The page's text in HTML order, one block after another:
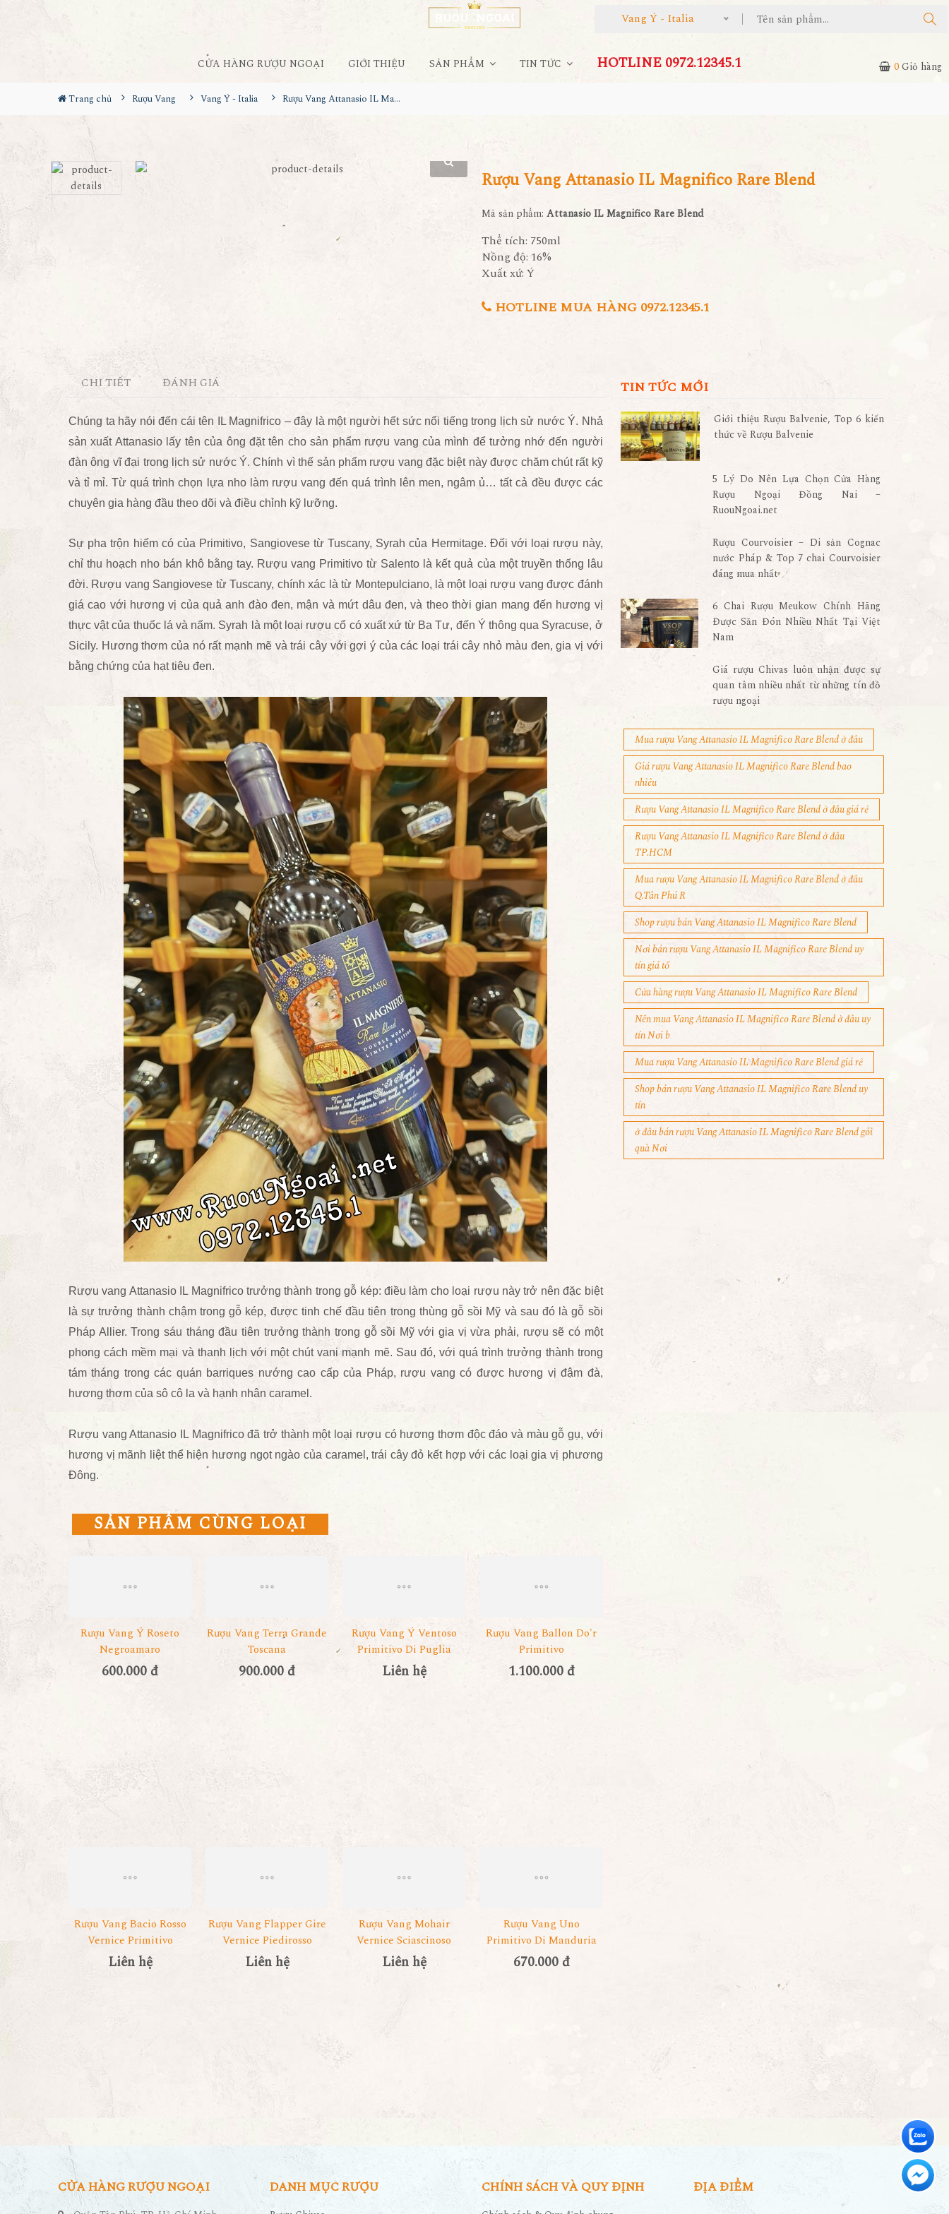
Vang Ý - Italia
CỬA HÀNG RƯỢU NGOẠI GIỚI THIỆU SẢN PHẨM TIN TỨC HOTLINE 0972.12345.1 0Giỏ hàng
Trang chủ Rượu Vang Vang Ý - Italia Rượu Vang Attanasio IL Magnifico Rare Blend
Rượu Vang Attanasio IL Magnifico Rare Blend
Mã sản phẩm: Attanasio IL Magnifico Rare Blend
Thể tích: 750ml
Nồng độ: 16%
Xuất xứ: Ý
HOTLINE MUA HÀNG 0972.12345.1
CHI TIẾT ĐÁNH GIÁ
Chúng ta hãy nói đến cái tên IL Magnifrico – đây là một người hết sức nổi tiếng trong lịch sử nước Ý. Nhả
sản xuất Attanasio lấy tên của ông đặt tên cho sản phẩm rượu vang của mình để tưởng nhớ đến người
đàn ông vĩ đại trong lịch sử nước Ý. Chính vì thế sản phẩm rượu vang đặc biệt này được chăm chút rất kỹ
và tỉ mỉ. Từ quá trình chọn lựa nho làm rượu vang đến quá trình lên men, ngâm ủ… tất cả đều được các
chuyên gia hàng đầu theo dõi và điều chỉnh kỹ lưỡng.
Sự pha trộn hiếm có của Primitivo, Sangiovese từ Tuscany, Syrah của Hermitage. Đối với loại rượu này,
chỉ thu hoạch nho bán khô bằng tay. Rượu vang Primitivo từ Salento là kết quả của một truyền thống lâu
đời. Rượu vang Sangiovese từ Tuscany, chính xác là từ Montepulciano, là một loại rượu vang được đánh
giá cao với hương vị của quả anh đào đen, mận và mứt dâu đen, và theo thời gian mang đến hương vị
thực vật của thuốc lá và nấm. Syrah là một loại rượu cổ có xuất xứ từ Ba Tư, đến Ý thông qua Syracuse, ở
Sicily. Hương thơm của nó rất mạnh mẽ và trái cây với gợi ý của các loại trái cây nhỏ màu đen, gia vị với
bằng chứng của hạt tiêu đen.
Rượu vang Attanasio IL Magnifrico trưởng thành trong gỗ kép: điều làm cho loại rượu này trở nên đặc biệt
là sự trưởng thành chậm trong gỗ kép, được tinh chế đầu tiên trong thùng gỗ sồi Mỹ và sau đó là gỗ sồi
Pháp Allier. Trong sáu tháng đầu tiên trưởng thành trong gỗ sồi Mỹ với gia vị vừa phải, rượu sẽ có một
phong cách mềm mại và thanh lịch với một chút vani mạnh mẽ. Sau đó, với quá trình trưởng thành trong
tám tháng trong các quán barriques nướng cao cấp của Pháp, rượu vang có được hương vị đậm đà,
hương thơm của sô cô la và hạnh nhân caramel.
Rượu vang Attanasio IL Magnifrico đã trở thành một loại rượu có hương thơm độc đáo và màu gỗ gụ, với
hương vị mãnh liệt thể hiện hương ngọt ngào của caramel, trái cây đỏ kết hợp với các loại gia vị phương
Đông.
SẢN PHẨM CÙNG LOẠI
Rượu Vang Ý Roseto
Negroamaro
600.000 đ
Rượu Vang Terra Grande
Toscana
900.000 đ
Rượu Vang Ý Ventoso
Primitivo Di Puglia
Liên hệ
Rượu Vang Ballon Do'r
Primitivo
1.100.000 đ
Rượu Vang Bacio Rosso
Vernice Primitivo
Liên hệ
Rượu Vang Flapper Gire
Vernice Piedirosso
Liên hệ
Rượu Vang Mohair
Vernice Sciascinoso
Liên hệ
Rượu Vang Uno
Primitivo Di Manduria
670.000 đ
TIN TỨC MỚI
Giới thiệu Rượu Balvenie, Top 6 kiến
thức về Rượu Balvenie
5 Lý Do Nên Lựa Chọn Cửa Hàng
Rượu Ngoại Đồng Nai –
RuouNgoai.net
Rượu Courvoisier – Di sản Cognac
nước Pháp & Top 7 chai Courvoisier
đáng mua nhất
6 Chai Rượu Meukow Chính Hãng
Được Săn Đón Nhiều Nhất Tại Việt
Nam
Giá rượu Chivas luôn nhận được sự
quan tâm nhiều nhất từ những tín đồ
rượu ngoại
Mua rượu Vang Attanasio IL Magnifico Rare Blend ở đâu
Giá rượu Vang Attanasio IL Magnifico Rare Blend bao
nhiêu
Rượu Vang Attanasio IL Magnifico Rare Blend ở đâu giá rẻ
Rượu Vang Attanasio IL Magnifico Rare Blend ở đâu
TP.HCM
Mua rượu Vang Attanasio IL Magnifico Rare Blend ở đâu
Q.Tân Phú R
Shop rượu bán Vang Attanasio IL Magnifico Rare Blend
Nơi bán rượu Vang Attanasio IL Magnifico Rare Blend uy
tín giá tố
Cửa hàng rượu Vang Attanasio IL Magnifico Rare Blend
Nên mua Vang Attanasio IL Magnifico Rare Blend ở đâu uy
tín Nơi b
Mua rượu Vang Attanasio IL Magnifico Rare Blend giá rẻ
Shop bán rượu Vang Attanasio IL Magnifico Rare Blend uy
tín
ở đâu bán rượu Vang Attanasio IL Magnifico Rare Blend gói
quà Nơi
CỬA HÀNG RƯỢU NGOẠI DANH MỤC RƯỢU CHÍNH SÁCH VÀ QUY ĐỊNH ĐỊA ĐIỂM